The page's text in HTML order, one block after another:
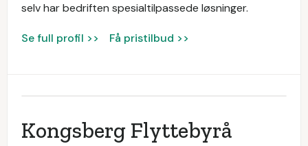
selv har bedriften spesialtilpassede løsninger.
Se full profil >> Få pristilbud >>
Kongsberg Flyttebyrå